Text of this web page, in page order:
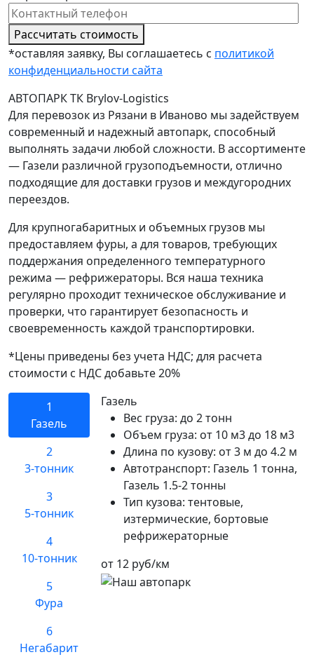
Рассчитать стоимость
*оставляя заявку, Вы соглашаетесь с политикой
конфиденциальности сайта
АВТОПАРК ТК Brylov-Logistics
Для перевозок из Рязани в Иваново мы задействуем
современный и надежный автопарк, способный
выполнять задачи любой сложности. В ассортименте
— Газели различной грузоподъемности, отлично
подходящие для доставки грузов и междугородних
переездов.
Для крупногабаритных и объемных грузов мы
предоставляем фуры, а для товаров, требующих
поддержания определенного температурного
режима — рефрижераторы. Вся наша техника
регулярно проходит техническое обслуживание и
проверки, что гарантирует безопасность и
своевременность каждой транспортировки.
*Цены приведены без учета НДС; для расчета
стоимости с НДС добавьте 20%
1
Газель
2
3-тонник
3
5-тонник
4
10-тонник
5
Фура
6
Негабарит
Газель
Вес груза: до 2 тонн
Объем груза: от 10 м3 до 18 м3
Длина по кузову: от 3 м до 4.2 м
Автотранспорт: Газель 1 тонна,
Газель 1.5-2 тонны
Тип кузова: тентовые,
изтермические, бортовые
рефрижераторные
от 12 руб/км